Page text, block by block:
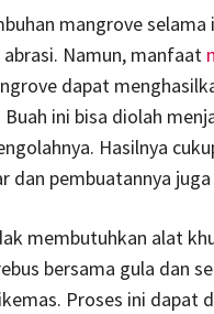
mangrove
abrasi. Namun, manfaat
dapat
ini bisa diolah
Hasilnya
dan pembuatannya
membutuhkan alat
bersama gula dan
Proses ini dapat